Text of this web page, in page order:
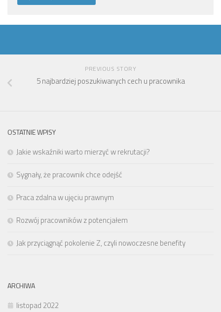
PREVIOUS STORY
5 najbardziej poszukiwanych cech u pracownika
OSTATNIE WPISY
Jakie wskaźniki warto mierzyć w rekrutacji?
Sygnały, że pracownik chce odejść
Praca zdalna w ujęciu prawnym
Rozwój pracowników z potencjałem
Jak przyciągnąć pokolenie Z, czyli nowoczesne benefity
ARCHIWA
listopad 2022